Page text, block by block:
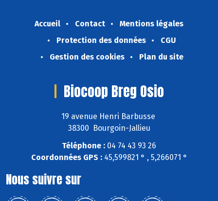
Accueil Contact
Mentions légales
Protection des données
CGU
Gestion des cookies
Plan du site
Biocoop Breg Osio
19 avenue Henri Barbusse
38300 Bourgoin-Jallieu
Téléphone : 04 74 43 93 26
Coordonnées GPS :45,599821 ° , 5,266071 °
Nous suivre sur